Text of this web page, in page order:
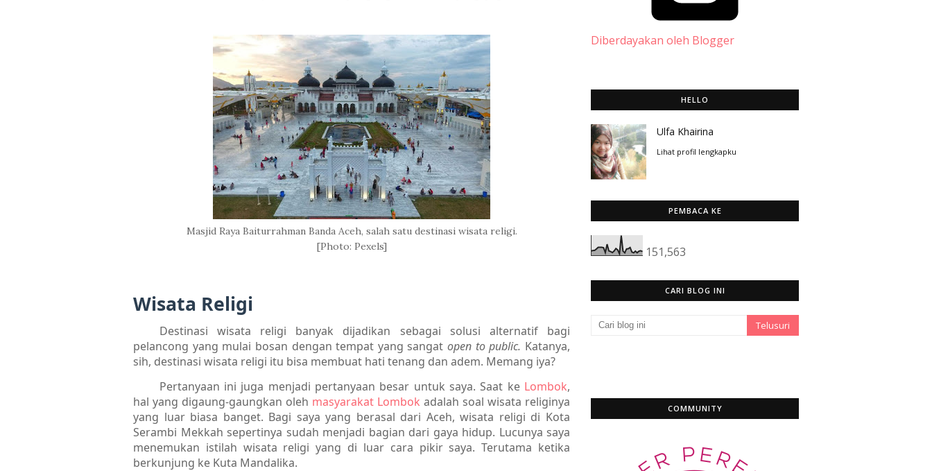
Masjid Raya Baiturrahman Banda Aceh, salah satu destinasi wisata religi.
[Photo: Pexels]
Wisata Religi
Destinasi wisata religi banyak dijadikan sebagai solusi alternatif bagi
pelancong yang mulai bosan dengan tempat yang sangatopen to public. Katanya,
sih, destinasi wisata religi itu bisa membuat hati tenang dan adem. Memang iya?
Pertanyaan ini juga menjadi pertanyaan besar untuk saya. Saat ke Lombok,
hal yang digaung-gaungkan oleh masyarakat Lombok adalah soal wisata religinya
yang luar biasa banget. Bagi saya yang berasal dari Aceh, wisata religi di Kota
Serambi Mekkah sepertinya sudah menjadi bagian dari gaya hidup. Lucunya saya
menemukan istilah wisata religi yang di luar cara pikir saya. Terutama ketika
berkunjung ke Kuta Mandalika.
Diberdayakan oleh Blogger
HELLO
Ulfa Khairina
Lihat profil lengkapku
PEMBACA KE
151,563
CARI BLOG INI
COMMUNITY